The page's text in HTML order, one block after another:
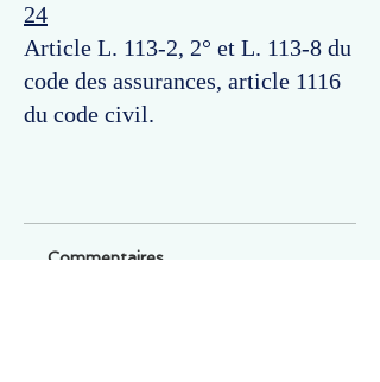
24
Article L. 113-2, 2° et L. 113-8 du
code des assurances, article 1116
du code civil.
Commentaires